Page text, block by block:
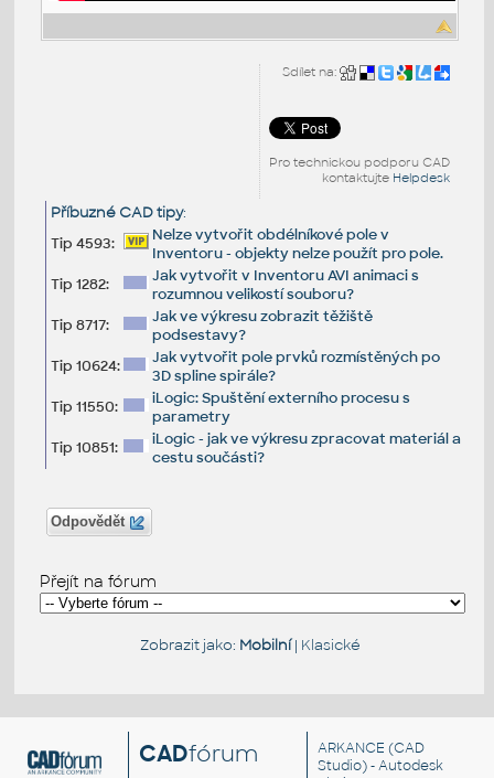
Sdílet na:
Pro technickou podporu CAD
kontaktujte Helpdesk
Příbuzné CAD tipy:
Tip 4593:
Nelze vytvořit obdélníkové pole v
Inventoru - objekty nelze použít pro pole.
Tip 1282:
Jak vytvořit v Inventoru AVI animaci s
rozumnou velikostí souboru?
Tip 8717:
Jak ve výkresu zobrazit těžiště
podsestavy?
Tip 10624:
Jak vytvořit pole prvků rozmístěných po
3D spline spirále?
Tip 11550:
iLogic: Spuštění externího procesu s
parametry
Tip 10851:
iLogic - jak ve výkresu zpracovat materiál a
cestu součásti?
Odpovědět
Přejít na fórum
Zobrazit jako: Mobilní| Klasické
CADfórum ARKANCE (CAD
Studio) - Autodesk